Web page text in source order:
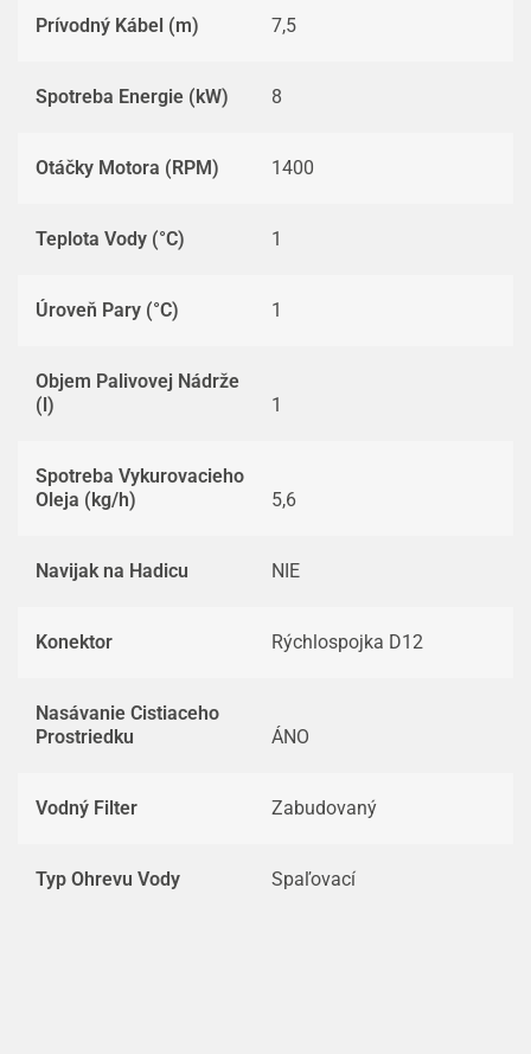
Prívodný Kábel (m) 7,5
Spotreba Energie (kW) 8
Otáčky Motora (RPM) 1400
Teplota Vody (°C) 1
Úroveň Pary (°C) 1
Objem Palivovej Nádrže
(l)
1
Spotreba Vykurovacieho
Oleja (kg/h)
5,6
Navijak na Hadicu NIE
Konektor Rýchlospojka D12
Nasávanie Cistiaceho
Prostriedku
ÁNO
Vodný Filter Zabudovaný
Typ Ohrevu Vody Spaľovací